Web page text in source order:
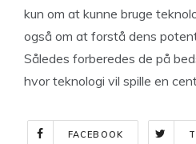
kun om at kunne bruge
også om at forstå dens
Således forberedes de på
hvor teknologi vil spille en
FACEBOOK